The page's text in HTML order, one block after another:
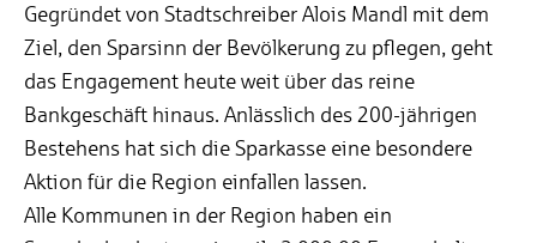
Gegründet von Stadtschreiber Alois Mandl mit dem
Ziel, den Sparsinn der Bevölkerung zu pflegen, geht
das Engagement heute weit über das reine
Bankgeschäft hinaus. Anlässlich des 200-jährigen
Bestehens hat sich die Sparkasse eine besondere
Aktion für die Region einfallen lassen.
Alle Kommunen in der Region haben ein